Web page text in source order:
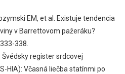
EM, et al. Existuje tendencia
v Barrettovom pažeráku?
338.
Švédsky register srdcovej
HIA): Včasná liečba statínmi po